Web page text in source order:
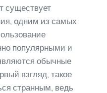
существует
одним из самых
популярными и
обычные
взгляд, такое
странным, ведь